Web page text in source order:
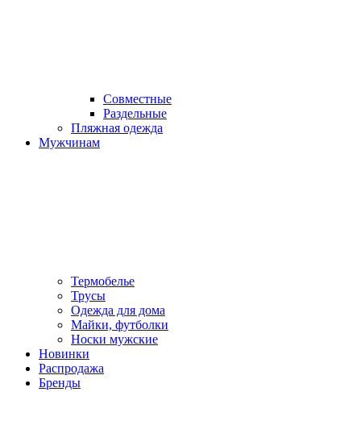
Совместные
Раздельные
Пляжная одежда
Мужчинам
Термобелье
Трусы
Одежда для дома
Майки, футболки
Носки мужские
Новинки
Распродажа
Бренды